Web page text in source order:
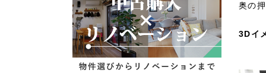
奥の
3Dイ